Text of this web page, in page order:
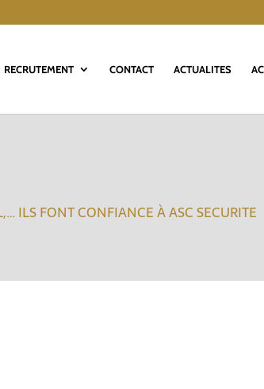
RECRUTEMENT CONTACT ACTUALITES
ILS FONT CONFIANCE À ASC SECURITE